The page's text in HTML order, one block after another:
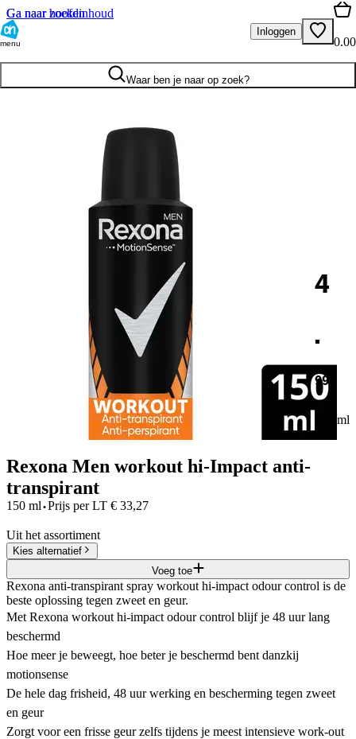
Ga naar hoofdinhoud
Ga naar zoeken
menu
Inloggen
0.00
Waar ben je naar op zoek?
4
.
99
150 ml
Rexona Men workout hi-Impact anti-
transpirant
150 ml·Prijs per LT € 33,27
Uit het assortiment
Kies alternatief
Voeg toe
Rexona anti-transpirant spray workout hi-impact odour control is de
beste oplossing tegen zweet en geur.
Met Rexona workout hi-impact odour control blijf je 48 uur lang
beschermd
Hoe meer je beweegt, hoe beter je beschermd bent danzkij
motionsense
De hele dag frisheid, 48 uur werking en bescherming tegen zweet
en geur
Zorgt voor een frisse geur zelfs tijdens je meest intensieve work-out